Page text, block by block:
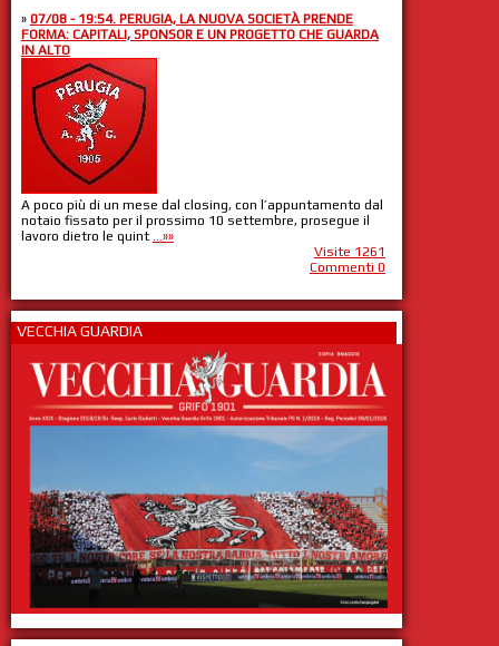
» 07/08 - 19:54. PERUGIA, LA NUOVA SOCIETÀ PRENDE
FORMA: CAPITALI, SPONSOR E UN PROGETTO CHE GUARDA
IN ALTO
A poco più di un mese dal closing, con l’appuntamento dal
notaio fissato per il prossimo 10 settembre, prosegue il
lavoro dietro le quint ...»»
Visite 1261
Commenti 0
VECCHIA GUARDIA